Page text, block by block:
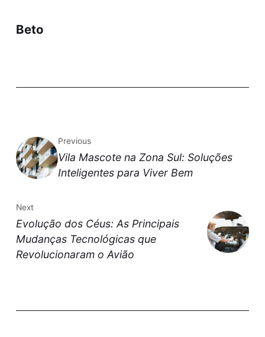
Beto
Previous
Vila Mascote na Zona Sul: Soluções
Inteligentes para Viver Bem
Next
Evolução dos Céus: As Principais
Mudanças Tecnológicas que
Revolucionaram o Avião